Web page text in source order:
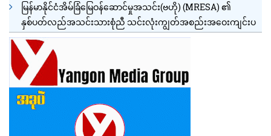
မြန်မာနိုင်ငံအိမ်ခြံမြေဝန်ဆောင်မှုအသင်း(ဗဟို) (MRESA) ၏
နှစ်ပတ်လည်အသင်းသားစုံညီ သင်းလုံးကျွတ်အစည်းအဝေးကျင်းပ